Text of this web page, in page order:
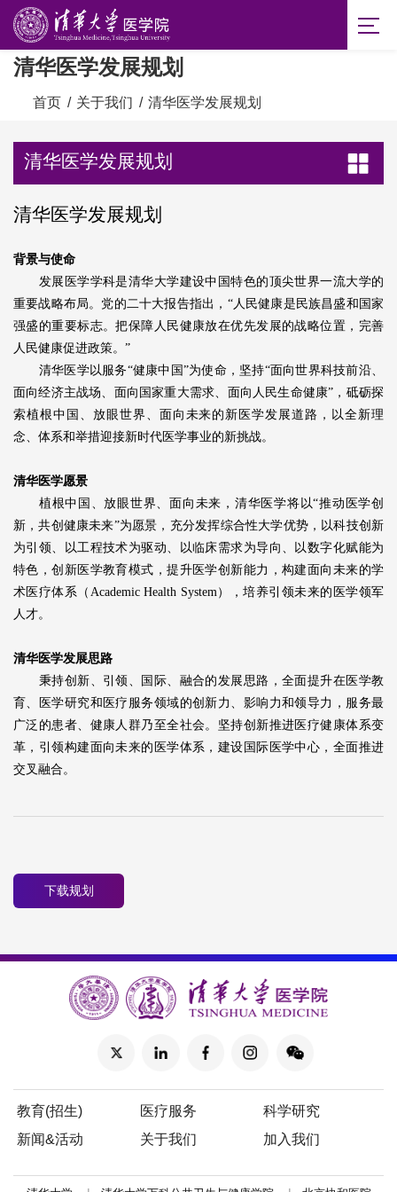
清华医学发展规划
首页 / 关于我们 / 清华医学发展规划
清华医学发展规划
清华医学发展规划
背景与使命
发展医学学科是清华大学建设中国特色的顶尖世界一流大学的
重要战略布局。党的二十大报告指出，“人民健康是民族昌盛和国家
强盛的重要标志。把保障人民健康放在优先发展的战略位置，完善
人民健康促进政策。”
清华医学以服务“健康中国”为使命，坚持“面向世界科技前沿、
面向经济主战场、面向国家重大需求、面向人民生命健康”，砥砺探
索植根中国、放眼世界、面向未来的新医学发展道路，以全新理
念、体系和举措迎接新时代医学事业的新挑战。
清华医学愿景
植根中国、放眼世界、面向未来，清华医学将以“推动医学创
新，共创健康未来”为愿景，充分发挥综合性大学优势，以科技创新
为引领、以工程技术为驱动、以临床需求为导向、以数字化赋能为
特色，创新医学教育模式，提升医学创新能力，构建面向未来的学
术医疗体系（Academic Health System），培养引领未来的医学领军
人才。
清华医学发展思路
秉持创新、引领、国际、融合的发展思路，全面提升在医学教
育、医学研究和医疗服务领域的创新力、影响力和领导力，服务最
广泛的患者、健康人群乃至全社会。坚持创新推进医疗健康体系变
革，引领构建面向未来的医学体系，建设国际医学中心，全面推进
交叉融合。
下载规划
教育(招生) 医疗服务
科学研究
新闻&活动
关于我们 加入我们